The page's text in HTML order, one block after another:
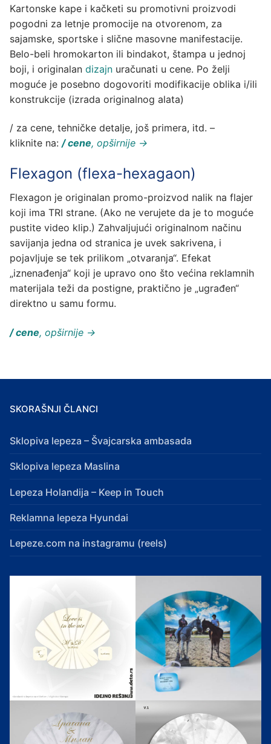
Kartonske kape i kačketi su promotivni proizvodi
pogodni za letnje promocije na otvorenom, za
sajamske, sportske i slične masovne manifestacije.
Belo-beli hromokarton ili bindakot, štampa u jednoj
boji, i originalan dizajn uračunati u cene. Po želji
moguće je posebno dogovoriti modifikacije oblika i/ili
konstrukcije (izrada originalnog alata)
/ za cene, tehničke detalje, još primera, itd. –
kliknite na: / cene, opširnije →
Flexagon (flexa-hexagaon)
Flexagon je originalan promo-proizvod nalik na flajer
koji ima TRI strane. (Ako ne verujete da je to moguće
pustite video klip.) Zahvaljujući originalnom načinu
savijanja jedna od stranica je uvek sakrivena, i
pojavljuje se tek prilikom „otvaranja“. Efekat
„iznenađenja“ koji je upravo ono što većina reklamnih
materijala teži da postigne, praktično je „ugrađen“
direktno u samu formu.
/ cene, opširnije →
SKORAŠNJI ČLANCI
Sklopiva lepeza – Švajcarska ambasada
Sklopiva lepeza Maslina
Lepeza Holandija – Keep in Touch
Reklamna lepeza Hyundai
Lepeze.com na instagramu (reels)